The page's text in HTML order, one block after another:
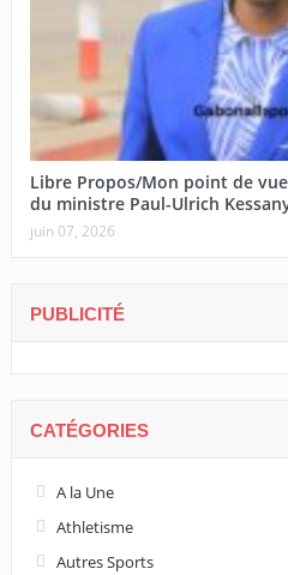
Libre Propos/Mon point de
du ministre Paul-Ulrich
juin 07, 2026
PUBLICITÉ
CATÉGORIES
A la Une
Athletisme
Autres Sports